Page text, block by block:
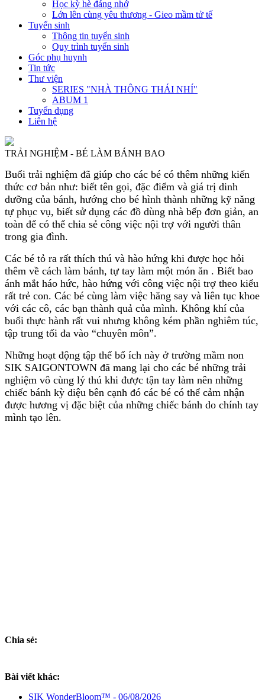
Học kỳ hè đáng nhớ
Lớn lên cùng yêu thương - Gieo mầm tử tế
Tuyển sinh
Thông tin tuyển sinh
Quy trình tuyển sinh
Góc phụ huynh
Tin tức
Thư viện
SERIES "NHÀ THÔNG THÁI NHÍ"
ABUM 1
Tuyển dụng
Liên hệ
TRẢI NGHIỆM - BÉ LÀM BÁNH BAO
Buổi trải nghiệm đã giúp cho các bé có thêm những kiến
thức cơ bản như: biết tên gọi, đặc điểm và giá trị dinh
dưỡng của bánh, hướng cho bé hình thành những kỹ năng
tự phục vụ, biết sử dụng các đồ dùng nhà bếp đơn giản, an
toàn để có thể chia sẻ công việc nội trợ với người thân
trong gia đình.
Các bé tỏ ra rất thích thú và hào hứng khi được học hỏi
thêm về cách làm bánh, tự tay làm một món ăn . Biết bao
ánh mắt háo hức, hào hứng với công việc nội trợ theo kiểu
rất trẻ con. Các bé cùng làm việc hăng say và liên tục khoe
với các cô, các bạn thành quả của mình. Không khí của
buổi thực hành rất vui nhưng không kém phần nghiêm túc,
tập trung tối đa vào “chuyên môn”.
Những hoạt động tập thể bổ ích này ở trường mầm non
SIK SAIGONTOWN đã mang lại cho các bé những trải
nghiệm vô cùng lý thú khi được tận tay làm nên những
chiếc bánh kỳ diệu bên cạnh đó các bé có thể cảm nhận
được hương vị đặc biệt của những chiếc bánh do chính tay
mình tạo lên.
Chia sẻ:
Bài viết khác:
SIK WonderBloom™ - 06/08/2026